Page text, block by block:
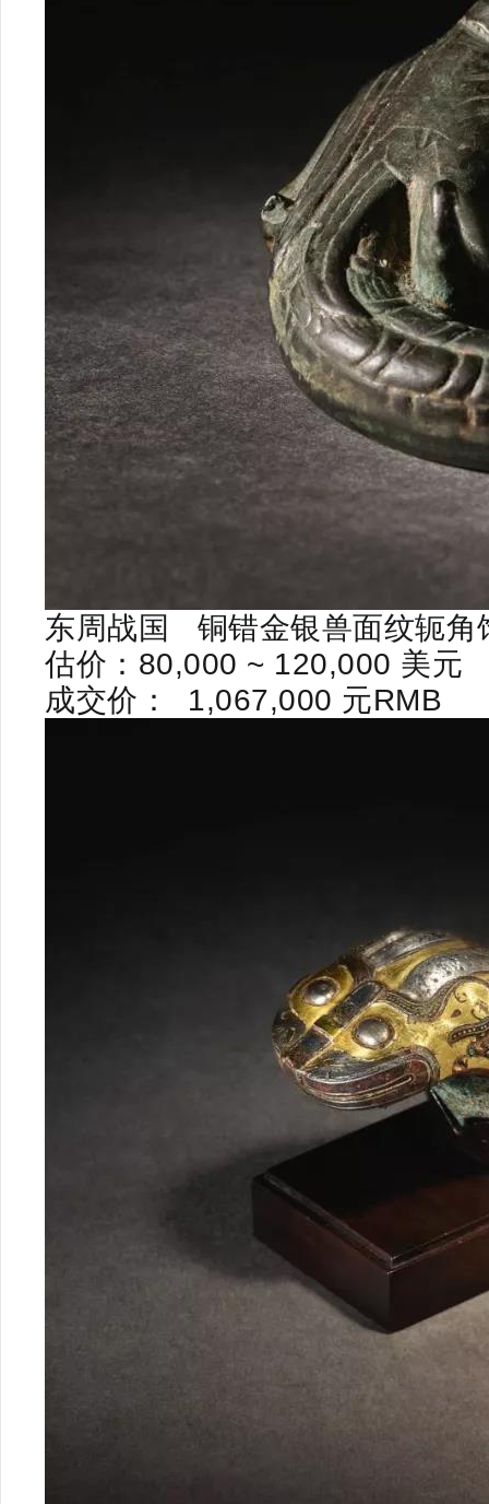
东周战国
铜错金银兽面纹轭角
估价： 80,000 ~ 120,000 美元
成交价：
1,067,000 元RMB